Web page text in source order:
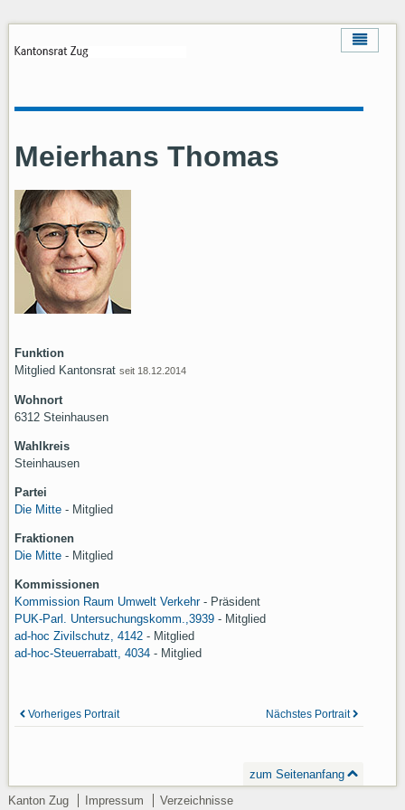
Meierhans Thomas
Funktion
Mitglied Kantonsrat seit 18.12.2014
Wohnort
6312 Steinhausen
Wahlkreis
Steinhausen
Partei
Die Mitte- Mitglied
Fraktionen
Die Mitte- Mitglied
Kommissionen
Kommission Raum Umwelt Verkehr - Präsident
PUK-Parl. Untersuchungskomm.,3939 - Mitglied
ad-hoc Zivilschutz, 4142 - Mitglied
ad-hoc-Steuerrabatt, 4034 - Mitglied
Vorheriges Portrait Nächstes Portrait
zum Seitenanfang
Kanton Zug
Impressum Verzeichnisse